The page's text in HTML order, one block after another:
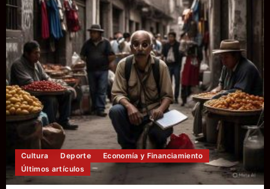
Cultura Deporte
Economía y Financiamiento
Últimos artículos